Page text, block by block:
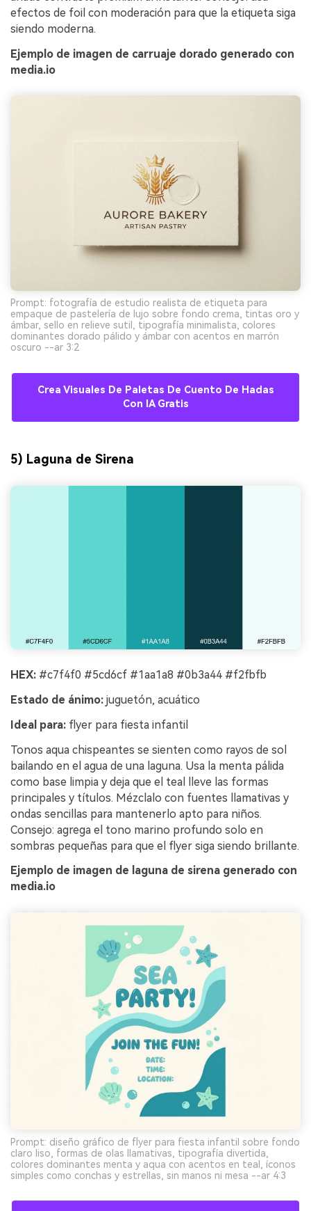
efectos de foil con moderación para que la etiqueta siga
siendo moderna.
Ejemplo de imagen de carruaje dorado generado con
media.io
Prompt: fotografía de estudio realista de etiqueta para
empaque de pastelería de lujo sobre fondo crema, tintas oro y
ámbar, sello en relieve sutil, tipografía minimalista, colores
dominantes dorado pálido y ámbar con acentos en marrón
oscuro --ar 3:2
Crea Visuales De Paletas De Cuento De Hadas
Con IA Gratis
5) Laguna de Sirena
HEX: #c7f4f0 #5cd6cf #1aa1a8 #0b3a44 #f2fbfb
Estado de ánimo: juguetón, acuático
Ideal para: flyer para fiesta infantil
Tonos aqua chispeantes se sienten como rayos de sol
bailando en el agua de una laguna. Usa la menta pálida
como base limpia y deja que el teal lleve las formas
principales y títulos. Mézclalo con fuentes llamativas y
ondas sencillas para mantenerlo apto para niños.
Consejo: agrega el tono marino profundo solo en
sombras pequeñas para que el flyer siga siendo brillante.
Ejemplo de imagen de laguna de sirena generado con
media.io
Prompt: diseño gráfico de flyer para fiesta infantil sobre fondo
claro liso, formas de olas llamativas, tipografía divertida,
colores dominantes menta y aqua con acentos en teal, íconos
simples como conchas y estrellas, sin manos ni mesa --ar 4:3